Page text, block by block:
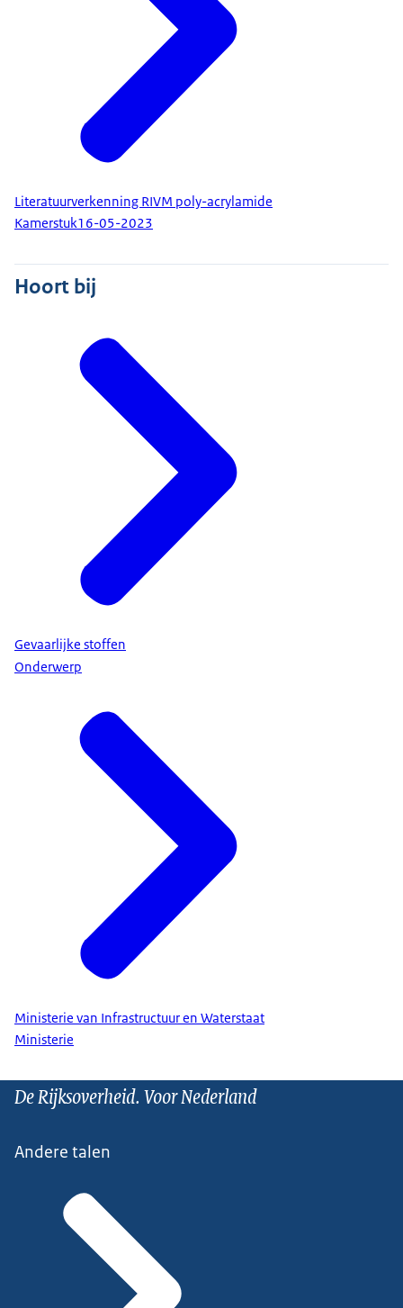
Literatuurverkenning RIVM poly-acrylamide
Kamerstuk16-05-2023
Hoort bij
Gevaarlijke stoffen
Onderwerp
Ministerie van Infrastructuur en Waterstaat
Ministerie
De Rijksoverheid. Voor Nederland
Andere talen